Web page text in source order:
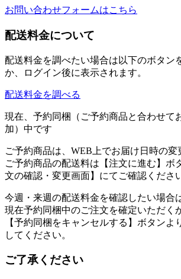
お問い合わせフォームはこちら
配送料金について
配送料金を調べたい場合は以下のボタン
か、ログイン後に表示されます。
配送料金を調べる
現在、予約同梱（ご予約商品と合わせて
加）中です
ご予約商品は、WEB上でお届け日時の変
ご予約商品の配送料は【注文に進む】ボ
文の確認・変更画面】にてご確認くださ
今週・来週の配送料金を確認したい場合
現在予約同梱中のご注文を確定いただく
【予約同梱をキャンセルする】ボタンよ
してください。
ご了承ください